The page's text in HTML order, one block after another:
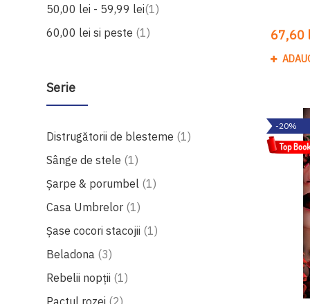
50,00 lei - 59,99 lei 1produs
60,00 lei si peste 1produs
Serie
Distrugătorii de blesteme 1produs
Sânge de stele 1produs
Șarpe & porumbel 1produs
Casa Umbrelor 1produs
Șase cocori stacojii 1produs
Beladona 3produse
Rebelii nopţii 1produs
Pactul rozei 2produse
67,60
-20%